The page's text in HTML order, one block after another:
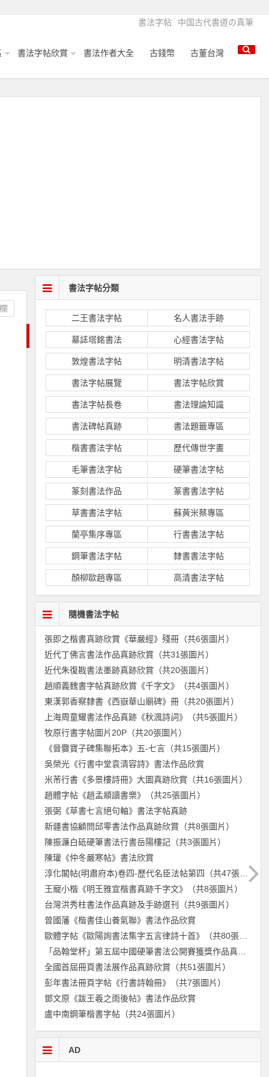
書法字帖 中国古代書道の真筆
書法字帖欣賞 書法作者大全 古錢幣 古董台灣
書法字帖分類
二王書法字帖 名人書法手跡
墓誌塔銘書法 心經書法字帖
敦煌書法字帖 明清書法字帖
書法字帖展覽 書法字帖欣賞
書法字帖長卷 書法理論知識
書法碑帖真跡 書法題籤專區
楷書書法字帖 歷代傳世字畫
毛筆書法字帖 硬筆書法字帖
篆刻書法作品 篆書書法字帖
草書書法字帖 蘇黃米蔡專區
蘭亭集序專區 行書書法字帖
鋼筆書法字帖 隸書書法字帖
顏柳歐趙專區 高清書法字帖
隨機書法字帖
張即之楷書真跡欣賞《華嚴經》殘冊（共6張圖片）
近代丁佛言書法作品真跡欣賞（共31張圖片）
近代朱復戡書法墨跡真跡欣賞（共20張圖片）
趙順義魏書字帖真跡欣賞《千字文》（共4張圖片）
東漢郭香察隸書《西嶽華山廟碑》冊（共20張圖片）
上海周童耀書法作品真跡《秋渢詩詞》（共5張圖片）
牧原行書字帖圖片20P（共20張圖片）
《晉爨寶子碑集聯拓本》五-七言（共15張圖片）
吳榮光《行書中堂袁清容詩》書法作品欣賞
米芾行書《多景樓詩冊》大圖真跡欣賞（共16張圖片）
趙體字帖《趙孟頫讀書樂》（共25張圖片）
張弼《草書七言絕句軸》書法字帖真跡
新疆書協顧問邱零書法作品真跡欣賞（共8張圖片）
陳振濂白砥硬筆書法行書岳陽樓記（共3張圖片）
陳瓘《仲冬嚴寒帖》書法欣賞
淳化閣帖(明肅府本)卷四-歷代名臣法帖第四（共47張圖片）
王寵小楷《明王雅宜楷書真跡千字文》（共8張圖片）
台灣洪秀柱書法作品真跡及手跡選刊（共9張圖片）
曾國藩《楷書佳山養氣聯》書法作品欣賞
歐體字帖《歐陽詢書法集字五言律詩十首》（共80張圖片）
「品翰堂杯」第五屆中國硬筆書法公開賽獲獎作品真跡欣賞（共65張圖片）
全國首屆冊頁書法展作品真跡欣賞（共51張圖片）
彭年書法冊頁字帖《行書詩翰冊》（共7張圖片）
鄧文原《跋王羲之雨後帖》書法作品欣賞
盧中南鋼筆楷書字帖（共24張圖片）
AD